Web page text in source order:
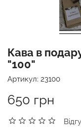
Кава в
"100"
Артикул: 23100
650 грн